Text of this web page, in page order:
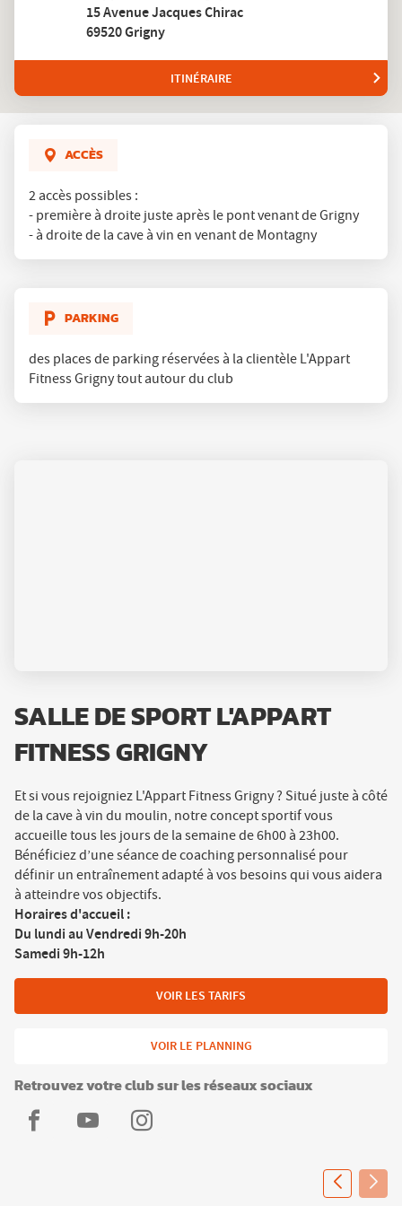
club
L'Appart
15 Avenue Jacques Chirac
69520 Grigny
ITINÉRAIRE
JUSQU'AU
ACCÈS
2 accès possibles :
- première à droite juste après le pont venant de Grigny
- à droite de la cave à vin en venant de Montagny
PARKING
des places de parking réservées à la clientèle L'Appart
Fitness Grigny tout autour du club
SALLE DE SPORT L'APPART
FITNESS GRIGNY
Et si vous rejoigniez L'Appart Fitness Grigny ? Situé juste à côté
de la cave à vin du moulin, notre concept sportif vous
accueille tous les jours de la semaine de 6h00 à 23h00.
Bénéficiez d’une séance de coaching personnalisé pour
définir un entraînement adapté à vos besoins qui vous aidera
à atteindre vos objectifs.
Horaires d'accueil:
Du lundi au Vendredi 9h-20h
Samedi 9h-12h
VOIR LES TARIFS
VOIR LE PLANNING
Retrouvez votre club sur les réseaux sociaux
L'AppartL'AppartL'Appart